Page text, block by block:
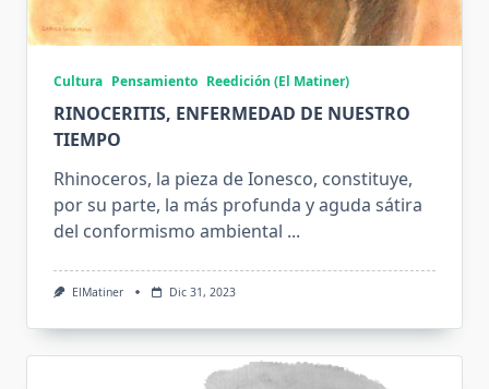
Cultura Pensamiento Reedición (El Matiner)
RINOCERITIS, ENFERMEDAD DE NUESTRO
TIEMPO
Rhinoceros, la pieza de Ionesco, constituye,
por su parte, la más profunda y aguda sátira
del conformismo ambiental ...
ElMatiner Dic 31, 2023